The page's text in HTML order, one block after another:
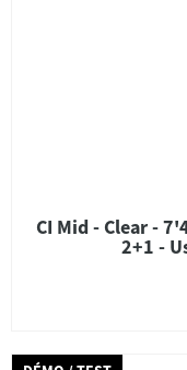
CI Mid - Clear -
2+1 -